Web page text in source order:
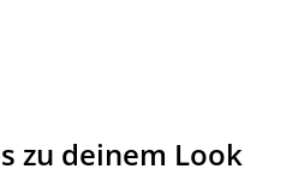
zu deinem Look